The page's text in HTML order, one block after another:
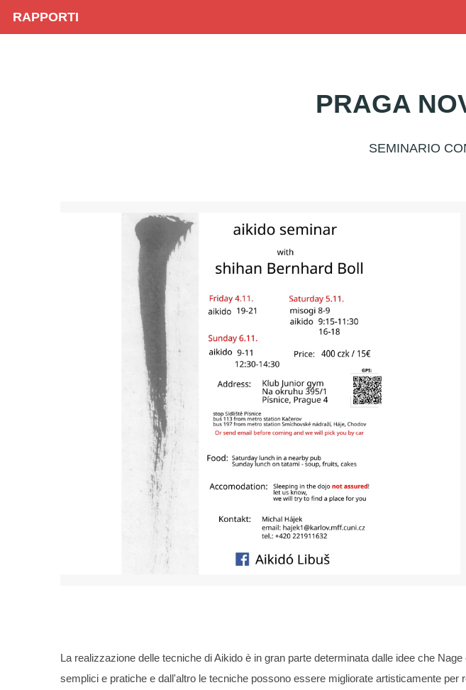
RAPPORTI
PRAGA
SEMINARIO
La realizzazione delle tecniche di Aikido è in gran parte determinata dalle idee che
semplici e pratiche e dall'altro le tecniche possono essere migliorate artisticamente